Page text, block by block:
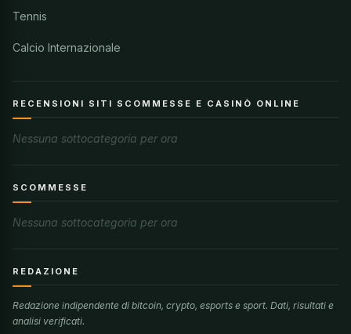
Tennis
Calcio Internazionale
RECENSIONI SITI SCOMMESSE E CASINÒ ONLINE
Nessuna sottocategoria per ora
SCOMMESSE
Nessuna sottocategoria per ora
REDAZIONE
Redazione indipendente di bitcoin, crypto, esports e sport. Dati, risultati e
analisi verificati.